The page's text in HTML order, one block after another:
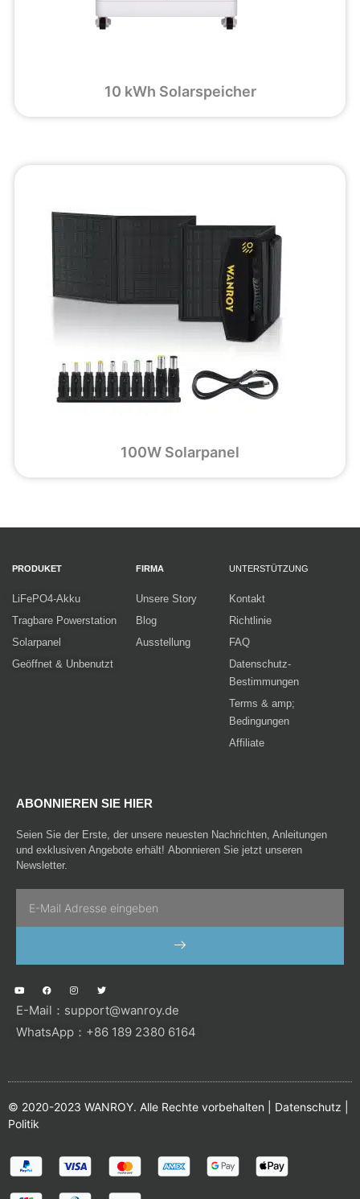
10 kWh Solarspeicher
100W Solarpanel
PRODUKET
LiFePO4-Akku
Tragbare Powerstation
Solarpanel
Geöffnet & Unbenutzt
FIRMA
Unsere Story
Blog
Ausstellung
UNTERSTÜTZUNG
Kontakt
Richtlinie
FAQ
Datenschutz-
Bestimmungen
Terms & amp;
Bedingungen
Affiliate
ABONNIEREN SIE HIER
Seien Sie der Erste, der unsere neuesten Nachrichten, Anleitungen
und exklusiven Angebote erhält! Abonnieren Sie jetzt unseren
Newsletter.
SENDEN
Y
o
t
b
e
F
a
e
o
o
I
n
t
g
r
T
w
t
e
r
E-Mail： support@wanroy.de
WhatsApp：+86 189 2380 6164
© 2020-2023 WANROY. Alle Rechte vorbehalten | Datenschutz
Politik